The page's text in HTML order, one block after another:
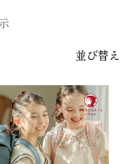
並び替え